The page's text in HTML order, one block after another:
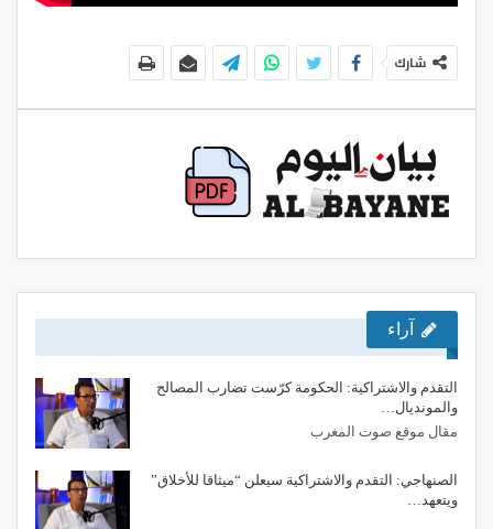
شارك
آراء
التقدم والاشتراكية: الحكومة كرّست تضارب المصالح
والمونديال…
مقال موقع صوت المغرب
الصنهاجي: التقدم والاشتراكية سيعلن “ميثاقا للأخلاق”
ويتعهد…